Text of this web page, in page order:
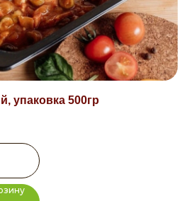
упаковка 500гр